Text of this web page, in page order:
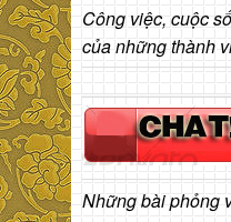
Công việc, cuộc
của những thành
Những bài phỏng